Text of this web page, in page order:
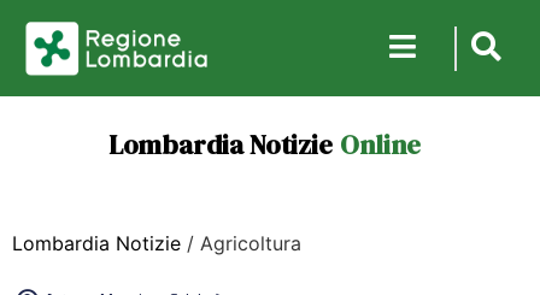
Lombardia Notizie Online
Lombardia Notizie / Agricoltura